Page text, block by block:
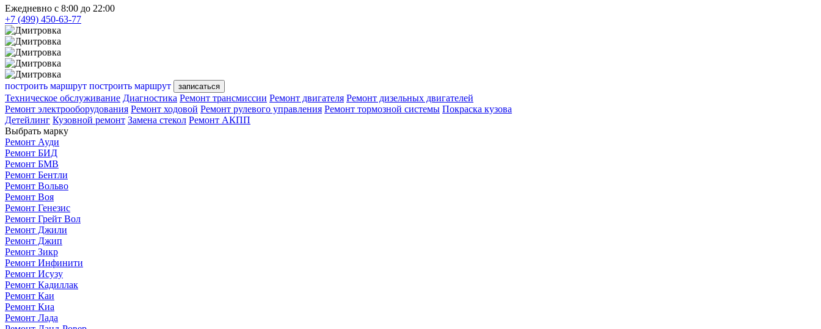
Ежедневно с 8:00 до 22:00
+7 (499) 450-63-77
построить маршрут построить маршрут записаться
Техническое обслуживание Диагностика Ремонт трансмиссии Ремонт двигателя Ремонт дизельных двигателей
Ремонт электрооборудования Ремонт ходовой Ремонт рулевого управления Ремонт тормозной системы Покраска кузова
Детейлинг Кузовной ремонт Замена стекол Ремонт АКПП
Выбрать марку
Ремонт Ауди
Ремонт БИД
Ремонт БМВ
Ремонт Бентли
Ремонт Вольво
Ремонт Воя
Ремонт Генезис
Ремонт Грейт Вол
Ремонт Джили
Ремонт Джип
Ремонт Зикр
Ремонт Инфинити
Ремонт Исузу
Ремонт Кадиллак
Ремонт Каи
Ремонт Киа
Ремонт Лада